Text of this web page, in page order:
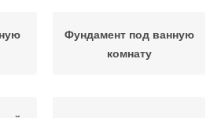
Фундамент под ванную
комнату